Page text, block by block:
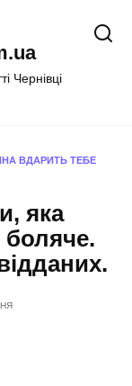
Чернівці
ВДАРИТЬ ТЕБЕ
яка